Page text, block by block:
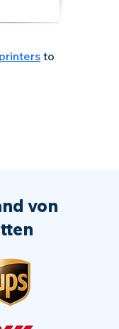
to
von